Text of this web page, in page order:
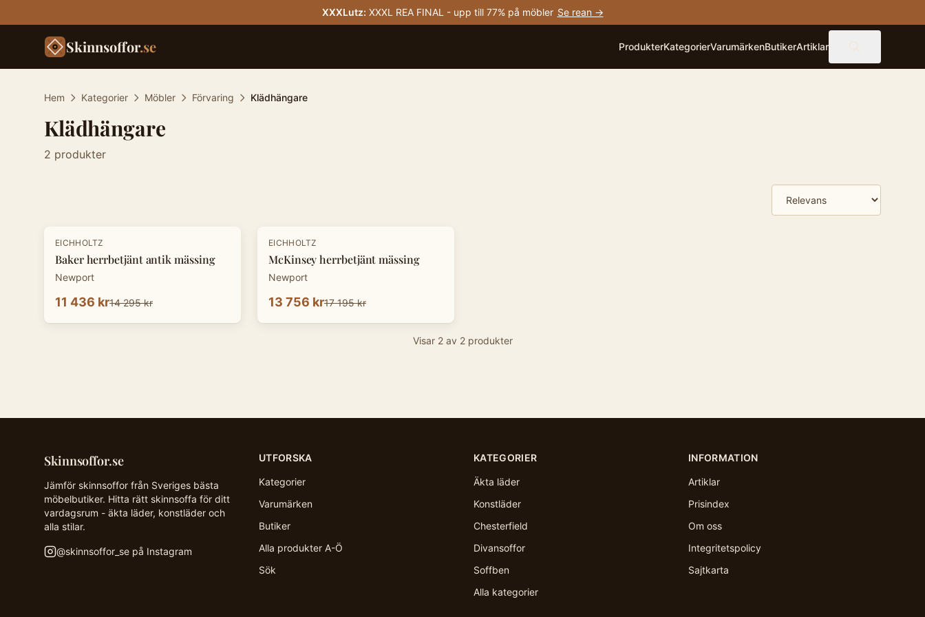
XXXLutz: XXXL REA FINAL - upp till 77% på möbler Se rean →
Skinnsoffor.se ProdukterKategorierVarumärkenButikerArtiklar
Hem Kategorier Möbler Förvaring Klädhängare
Klädhängare
2 produkter
-20%
EICHHOLTZ
Baker herrbetjänt antik mässing
Newport
11 436 kr14 295 kr
-20%
EICHHOLTZ
McKinsey herrbetjänt mässing
Newport
13 756 kr17 195 kr
Visar 2av 2produkter
Skinnsoffor.se
Jämför skinnsoffor från Sveriges bästa
möbelbutiker. Hitta rätt skinnsoffa för ditt
vardagsrum - äkta läder, konstläder och
alla stilar.
@skinnsoffor_se på Instagram
UTFORSKA
Kategorier
Varumärken
Butiker
Alla produkter A-Ö
Sök
KATEGORIER
Äkta läder
Konstläder
Chesterfield
Divansoffor
Soffben
Alla kategorier
INFORMATION
Artiklar
Prisindex
Om oss
Integritetspolicy
Sajtkarta